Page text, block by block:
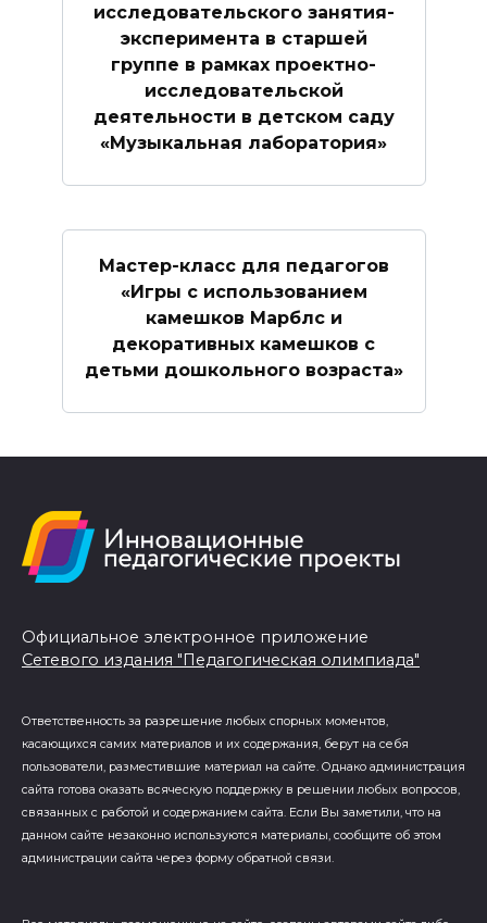
исследовательского занятия-
эксперимента в старшей
группе в рамках проектно-
исследовательской
деятельности в детском саду
«Музыкальная лаборатория»
Мастер-класс для педагогов
«Игры с использованием
камешков Марблс и
декоративных камешков с
детьми дошкольного возраста»
Официальное электронное приложение
Сетевого издания "Педагогическая олимпиада"
Ответственность за разрешение любых спорных моментов,
касающихся самих материалов и их содержания, берут на себя
пользователи, разместившие материал на сайте. Однако администрация
сайта готова оказать всяческую поддержку в решении любых вопросов,
связанных с работой и содержанием сайта. Если Вы заметили, что на
данном сайте незаконно используются материалы, сообщите об этом
администрации сайта через форму обратной связи.